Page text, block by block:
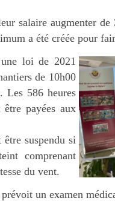
salaire augmenter
a été créée pour
loi de 2021
de 10h00
Les 586 heures
payées aux
suspendu si
comprenant
du vent.
un examen